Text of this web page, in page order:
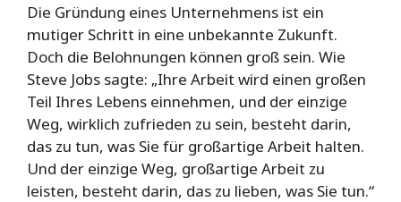
Die Gründung eines Unternehmens ist ein
mutiger Schritt in eine unbekannte Zukunft.
Doch die Belohnungen können groß sein. Wie
Steve Jobs sagte: „Ihre Arbeit wird einen großen
Teil Ihres Lebens einnehmen, und der einzige
Weg, wirklich zufrieden zu sein, besteht darin,
das zu tun, was Sie für großartige Arbeit halten.
Und der einzige Weg, großartige Arbeit zu
leisten, besteht darin, das zu lieben, was Sie tun.“